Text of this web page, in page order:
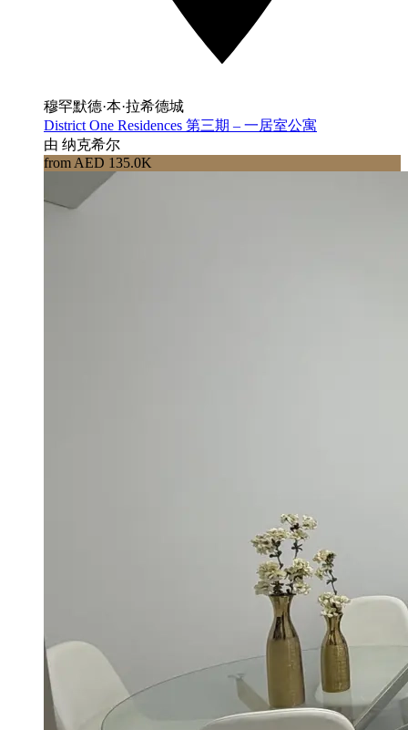
穆罕默德·本·拉希德城
District One Residences 第三期 – 一居室公寓
由 纳克希尔
from AED 135.0K